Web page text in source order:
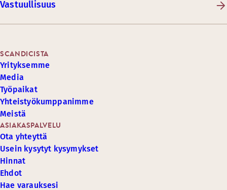
Vastuullisuus
ASIAKASPALVELU
Ota yhteyttä
Usein kysytyt kysymykset
Hinnat
Ehdot
Hae varauksesi
SCANDICISTA
Yrityksemme
Media
Työpaikat
Yhteistyökumppanimme
Meistä